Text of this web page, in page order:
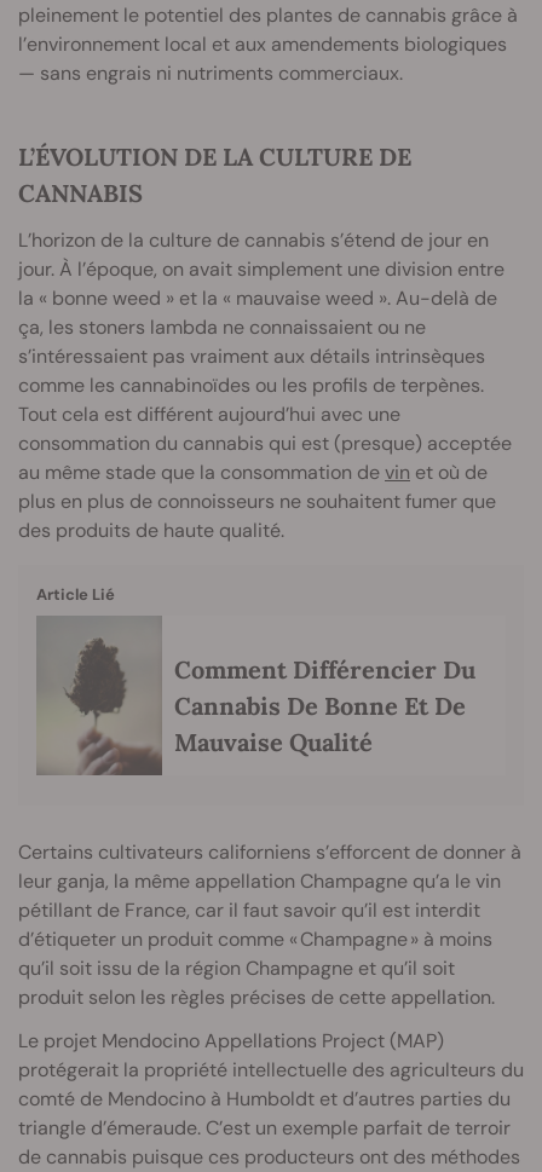
pleinement le potentiel des plantes de cannabis grâce à
l’environnement local et aux amendements biologiques
— sans engrais ni nutriments commerciaux.
L’ÉVOLUTION DE LA CULTURE DE
CANNABIS
L’horizon de la culture de cannabis s’étend de jour en
jour. À l’époque, on avait simplement une division entre
la « bonne weed » et la « mauvaise weed ». Au-delà de
ça, les stoners lambda ne connaissaient ou ne
s’intéressaient pas vraiment aux détails intrinsèques
comme les cannabinoïdes ou les profils de terpènes.
Tout cela est différent aujourd’hui avec une
consommation du cannabis qui est (presque) acceptée
au même stade que la consommation devin et où de
plus en plus de connoisseurs ne souhaitent fumer que
des produits de haute qualité.
Article Lié
Comment Différencier Du
Cannabis De Bonne Et De
Mauvaise Qualité
Certains cultivateurs californiens s’efforcent de donner à
leur ganja, la même appellation Champagne qu’a le vin
pétillant de France, car il faut savoir qu’il est interdit
d’étiqueter un produit comme « Champagne » à moins
qu’il soit issu de la région Champagne et qu’il soit
produit selon les règles précises de cette appellation.
Le projet Mendocino Appellations Project (MAP)
protégerait la propriété intellectuelle des agriculteurs du
comté de Mendocino à Humboldt et d’autres parties du
triangle d’émeraude. C’est un exemple parfait de terroir
de cannabis puisque ces producteurs ont des méthodes